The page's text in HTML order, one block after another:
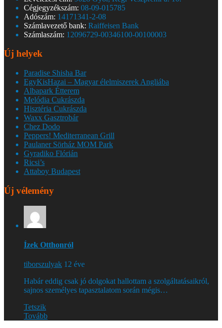
Cégjegyzékszám: 08-09-015785
Adószám: 14171341-2-08
Számlavezető bank: Raiffeisen Bank
Számlaszám: 12096729-00346100-00100003
Új helyek
Paradise Shisha Bar
EgyKisHazai – Magyar élelmiszerek Angliába
Albapark Étterem
Melódia Cukrászda
Hisztéria Cukrászda
Waxx Gasztrobár
Chez Dodo
Peppers! Mediterranean Grill
Paulaner Sörház MOM Park
Gyradiko Flórián
Ricsi’s
Attaboy Budapest
Új vélemény
Ízek Otthonról
tiborszulyak 12 éve
Habár eddig csak jó dolgokat hallottam a szolgáltatásaikról,
sajnos személyes tapasztalatom során mégis…
Tetszik
Tovább